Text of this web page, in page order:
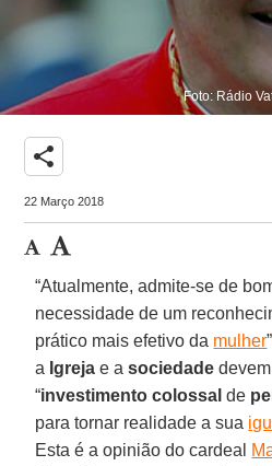
Foto: Rádio
share
22 Março 2018
“Atualmente, admite-se de
necessidade de um
prático mais efetivo da mulher
a Igreja e a sociedade
“investimento colossal de
para tornar realidade a sua
Esta é a opinião do cardeal